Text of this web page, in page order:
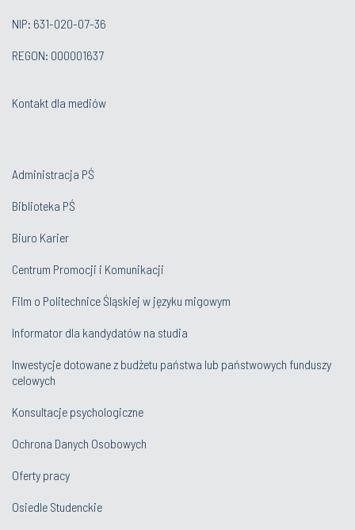
NIP: 631-020-07-36
REGON: 000001637
Kontakt dla mediów
Administracja PŚ
Biblioteka PŚ
Biuro Karier
Centrum Promocji i Komunikacji
Film o Politechnice Śląskiej w języku migowym
Informator dla kandydatów na studia
Inwestycje dotowane z budżetu państwa lub państwowych funduszy
celowych
Konsultacje psychologiczne
Ochrona Danych Osobowych
Oferty pracy
Osiedle Studenckie